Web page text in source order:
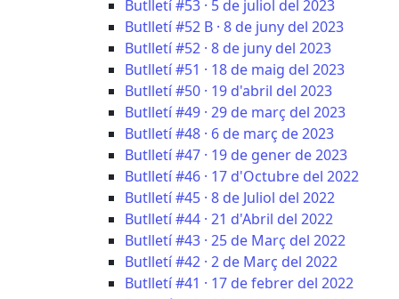
Butlletí #53 · 5 de juliol del 2023
Butlletí #52 B · 8 de juny del 2023
Butlletí #52 · 8 de juny del 2023
Butlletí #51 · 18 de maig del 2023
Butlletí #50 · 19 d'abril del 2023
Butlletí #49 · 29 de març del 2023
Butlletí #48 · 6 de març de 2023
Butlletí #47 · 19 de gener de 2023
Butlletí #46 · 17 d'Octubre del 2022
Butlletí #45 · 8 de Juliol del 2022
Butlletí #44 · 21 d'Abril del 2022
Butlletí #43 · 25 de Març del 2022
Butlletí #42 · 2 de Març del 2022
Butlletí #41 · 17 de febrer del 2022